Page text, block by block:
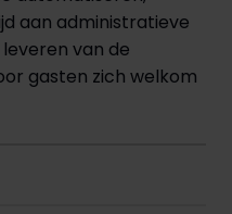
aan administratieve
van de
gasten zich welkom